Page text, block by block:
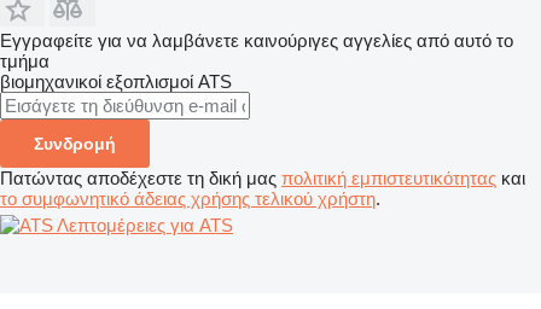
Εγγραφείτε για να λαμβάνετε καινούριγες αγγελίες από αυτό το
τμήμα
βιομηχανικοί εξοπλισμοί ATS
Συνδρομή
Πατώντας αποδέχεστε τη δική μας πολιτική εμπιστευτικότητας και
το συμφωνητικό άδειας χρήσης τελικού χρήστη.
Λεπτομέρειες για ATS